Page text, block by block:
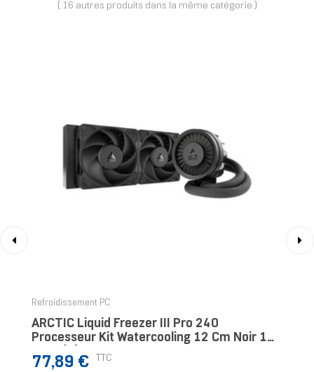
( 16 autres produits dans la même catégorie )
Refroidissement PC
ARCTIC Liquid Freezer III Pro 240
Processeur Kit Watercooling 12 Cm Noir 1
Prix
77,89 € TTC